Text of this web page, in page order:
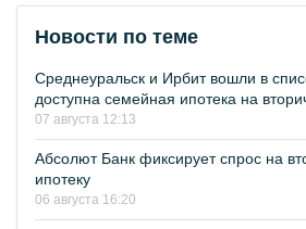
Новости по теме
Среднеуральск и Ирбит вошли в
доступна семейная ипотека на
07 августа 12:13
Абсолют Банк фиксирует спрос на
ипотеку
06 августа 16:20